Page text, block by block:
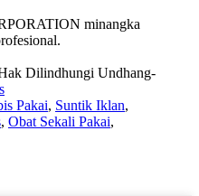
minangka
Dilindhungi Undhang-
Pakai, Suntik Iklan,
, Obat Sekali Pakai,